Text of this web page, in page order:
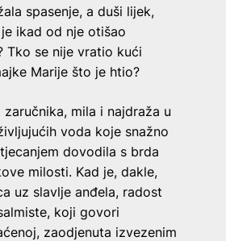
spasenje, a duši lijek,
ikad od nje otišao
Tko se nije vratio kući
Marije što je htio?
mila i najdraža u
voda koje snažno
dovodila s brda
milosti. Kad je, dakle,
uz slavlje anđela, radost
koji govori
zaodjenuta izvezenim